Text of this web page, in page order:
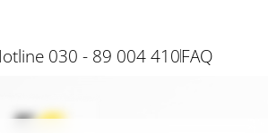
030 - 89 004 410FAQ